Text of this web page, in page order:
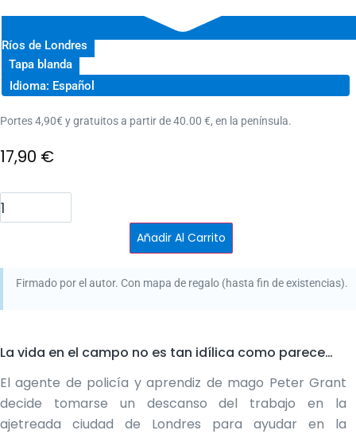
Ríos de Londres
Tapa blanda
Idioma: Español
Portes 4,90€ y gratuitos a partir de 40.00 €, en la península.
17,90 €
Verano
venenoso
-
cantidad
Añadir Al Carrito
Firmado por el autor. Con mapa de regalo (hasta fin de existencias).
La vida en el campo no es tan idílica como parece…
El agente de policía y aprendiz de mago Peter Grant
decide tomarse un descanso del trabajo en la
ajetreada ciudad de Londres para ayudar en la